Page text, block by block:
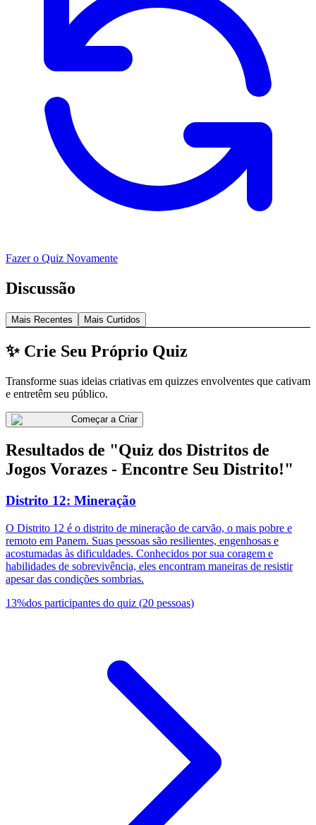
Fazer o Quiz Novamente
Discussão
Mais Recentes Mais Curtidos
✨ Crie Seu Próprio Quiz
Transforme suas ideias criativas em quizzes envolventes que cativam
e entretêm seu público.
Começar a Criar
Resultados de "Quiz dos Distritos de
Jogos Vorazes - Encontre Seu Distrito!"
Distrito 12: Mineração
O Distrito 12 é o distrito de mineração de carvão, o mais pobre e
remoto em Panem. Suas pessoas são resilientes, engenhosas e
acostumadas às dificuldades. Conhecidos por sua coragem e
habilidades de sobrevivência, eles encontram maneiras de resistir
apesar das condições sombrias.
13%dos participantes do quiz (20 pessoas)